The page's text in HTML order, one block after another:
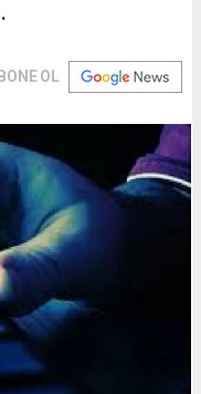
OL